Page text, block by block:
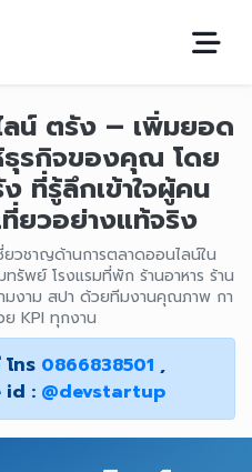
ลน์ ตรัง – เพิ่มยอด
รกิจของคุณ โดย
ที่รู้ลึกเข้าใจผู้คน
ยวอย่างแท้จริง
วชาญด้านการตลาดออนไลน์ใน
รัพย์ โรงแรมที่พัก ร้านอาหาร ร้าน
มงาม สปา ด้วยทีมงานคุณภาพ กา
KPI ทุกงาน
ทร 0866838501 ,
id : @devstartup